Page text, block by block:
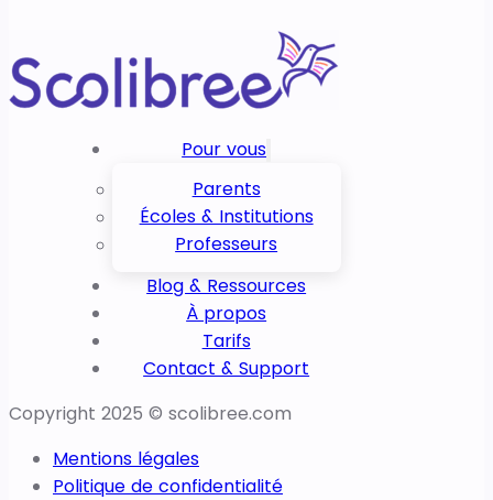
Pour vous
Parents
Écoles & Institutions
Professeurs
Blog & Ressources
À propos
Tarifs
Contact & Support
Copyright 2025 © scolibree.com
Mentions légales
Politique de confidentialité